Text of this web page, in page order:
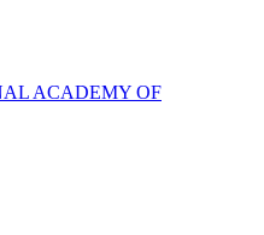
ACADEMY OF